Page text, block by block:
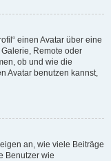
einen Avatar über eine
Remote oder
ob und wie die
Avatar benutzen kannst,
an, wie viele Beiträge
Benutzer wie